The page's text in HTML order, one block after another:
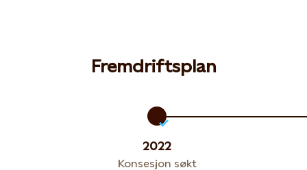
Fremdriftsplan
2022
Konsesjon søkt